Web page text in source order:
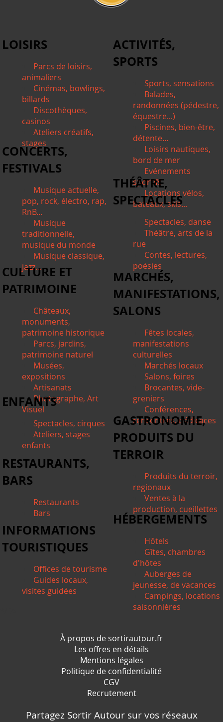
LOISIRS
Parcs de loisirs,
animaliers
Cinémas, bowlings,
billards
Discothèques,
casinos
Ateliers créatifs,
stages
ACTIVITÉS,
SPORTS
Sports, sensations
Balades,
randonnées (pédestre,
équestre...)
Piscines, bien-être,
détente...
Loisirs nautiques,
bord de mer
Evénements
sportifs
Locations vélos,
bateaux, skis...
CONCERTS,
FESTIVALS
Musique actuelle,
pop, rock, électro, rap,
RnB...
Musique
traditionnelle,
musique du monde
Musique classique,
jazz...
THÉÂTRE,
SPECTACLES
Spectacles, danse
Théâtre, arts de la
rue
Contes, lectures,
poésies
CULTURE ET
PATRIMOINE
Châteaux,
monuments,
patrimoine historique
Parcs, jardins,
patrimoine naturel
Musées,
expositions
Artisanats
Photographe, Art
Visuel
MARCHÉS,
MANIFESTATIONS,
SALONS
Fêtes locales,
manifestations
culturelles
Marchés locaux
Salons, foires
Brocantes, vide-
greniers
Conférences,
rencontres, dédicaces
ENFANTS
Spectacles, cirques
Ateliers, stages
enfants
GASTRONOMIE,
PRODUITS DU
TERROIR
Produits du terroir,
regionaux
Ventes à la
production, cueillettes
RESTAURANTS,
BARS
Restaurants
Bars
HÉBERGEMENTS
Hôtels
Gîtes, chambres
d'hôtes
Auberges de
jeunesse, de vacances
Campings, locations
saisonnières
INFORMATIONS
TOURISTIQUES
Offices de tourisme
Guides locaux,
visites guidées
À propos de sortirautour.fr
Les offres en détails
Mentions légales
Politique de confidentialité
CGV
Recrutement
Partagez Sortir Autour sur vos réseaux